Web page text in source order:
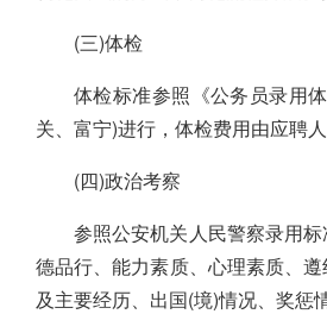
(三)体检
体检标准参照《公务员录用
关、富宁)进行，体检费用由应聘人
(四)政治考察
参照公安机关人民警察录用
德品行、能力素质、心理素质、
及主要经历、出国(境)情况、奖惩